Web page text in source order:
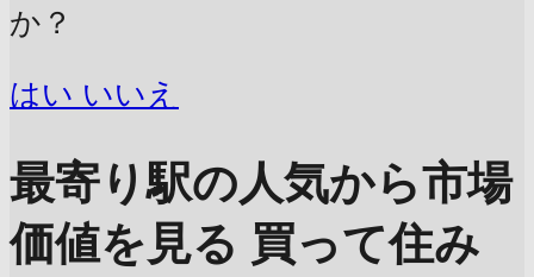
か？
はい いいえ
最寄り駅の人気から市場
価値を見る 買って住み